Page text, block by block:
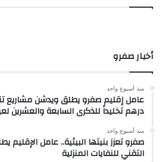
أخبار صفرو
منذ أسبوع واحد
درهم تخليداً للذكرى السابعة والعشرين
منذ أسبوع واحد
صفرو تعزز بنيتها البيئية.. عامل
التقني للنفايات المنزلية